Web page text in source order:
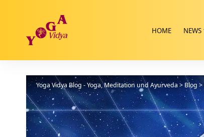
HOME NEWS
Yoga Vidya Blog - Yoga, Meditation und Ayurveda >Blog >